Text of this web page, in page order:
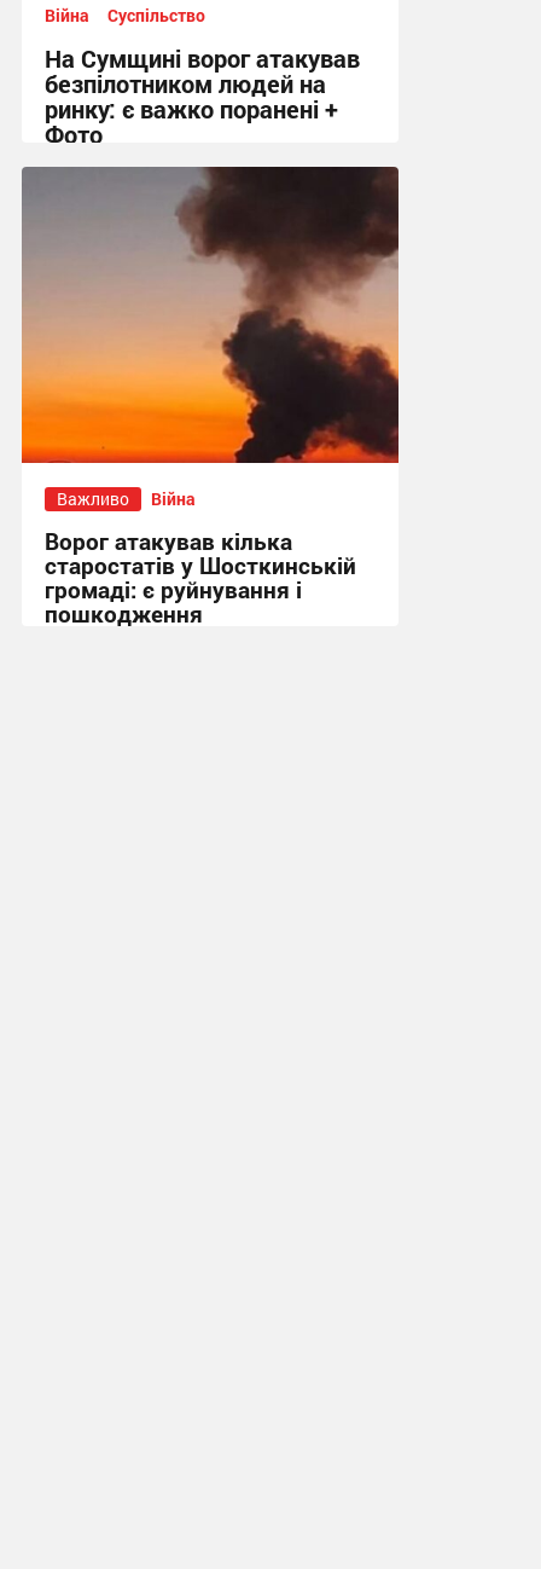
Війна Суспільство
На Сумщині ворог атакував
безпілотником людей на
ринку: є важко поранені +
Фото
Важливо Війна
Ворог атакував кілька
старостатів у Шосткинській
громаді: є руйнування і
пошкодження